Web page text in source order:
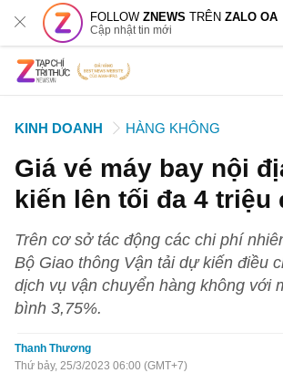
FOLLOWZNEWS TRÊNZALO OA
Cập nhật tin mới
KINH DOANH HÀNG KHÔNG
Giá vé máy bay nội
kiến lên tối đa 4 triệu
Trên cơ sở tác động các chi phí
Bộ Giao thông Vận tải dự kiến điều
dịch vụ vận chuyển hàng không với
bình 3,75%.
Thanh Thương
Thứ bảy, 25/3/2023 06:00 (GMT+7)